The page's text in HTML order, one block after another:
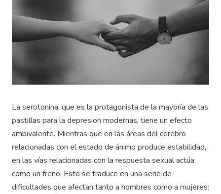
La serotonina, que es la protagonista de la mayoría de las
pastillas para la depresion modernas, tiene un efecto
ambivalente. Mientras que en las áreas del cerebro
relacionadas con el estado de ánimo produce estabilidad,
en las vías relacionadas con la respuesta sexual actúa
como un freno. Esto se traduce en una serie de
dificultades que afectan tanto a hombres como a mujeres: